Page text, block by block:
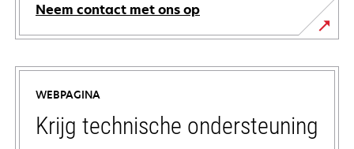
Neem contact met ons op
WEBPAGINA
Krijg technische ondersteuning